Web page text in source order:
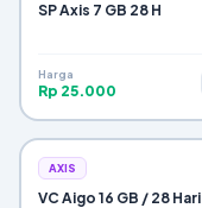
SP Axis 7 GB 28 H
Harga
Rp 25.000
AXIS
VC Aigo 16 GB / 28 Hari